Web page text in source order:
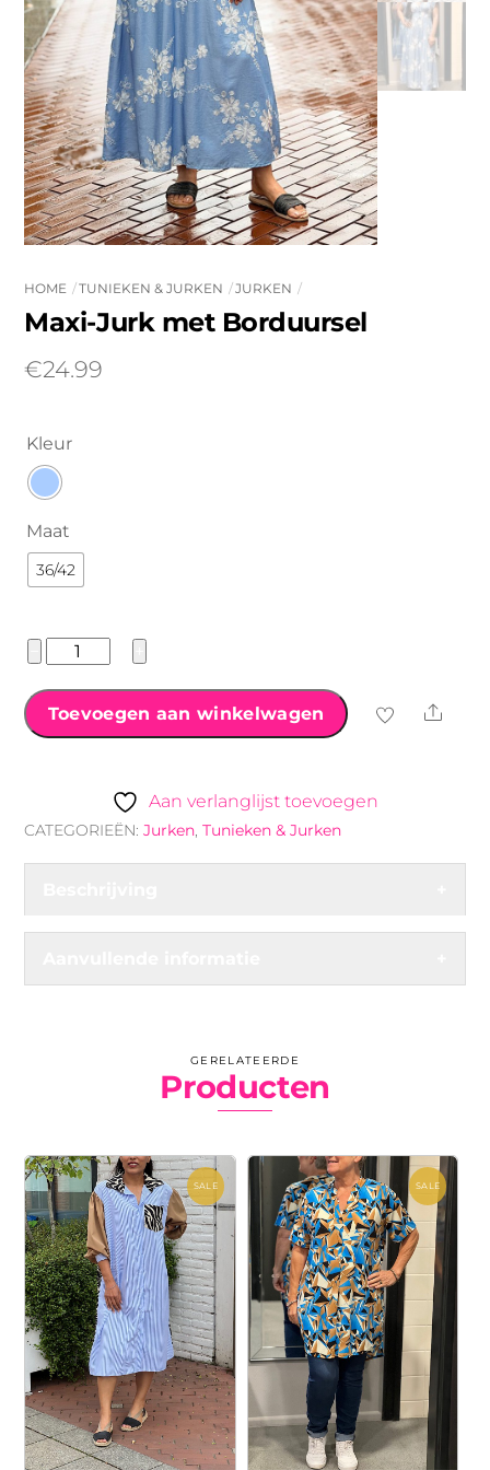
HOME TUNIEKEN & JURKEN JURKEN
Maxi-Jurk met Borduursel
€24.99
Kleur
Maat
36/42
Maxi-
met
Borduursel
Toevoegen aan winkelwagen Share
Aan verlanglijst toevoegen
CATEGORIEËN:Jurken,Tunieken & Jurken
GERELATEERDE
Producten
SALE SALE